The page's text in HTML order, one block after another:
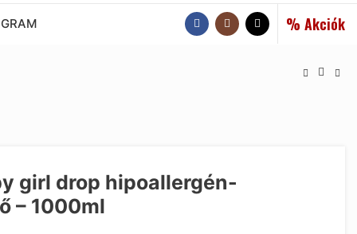
% Akciók
girl drop hipoallergén-
– 1000ml